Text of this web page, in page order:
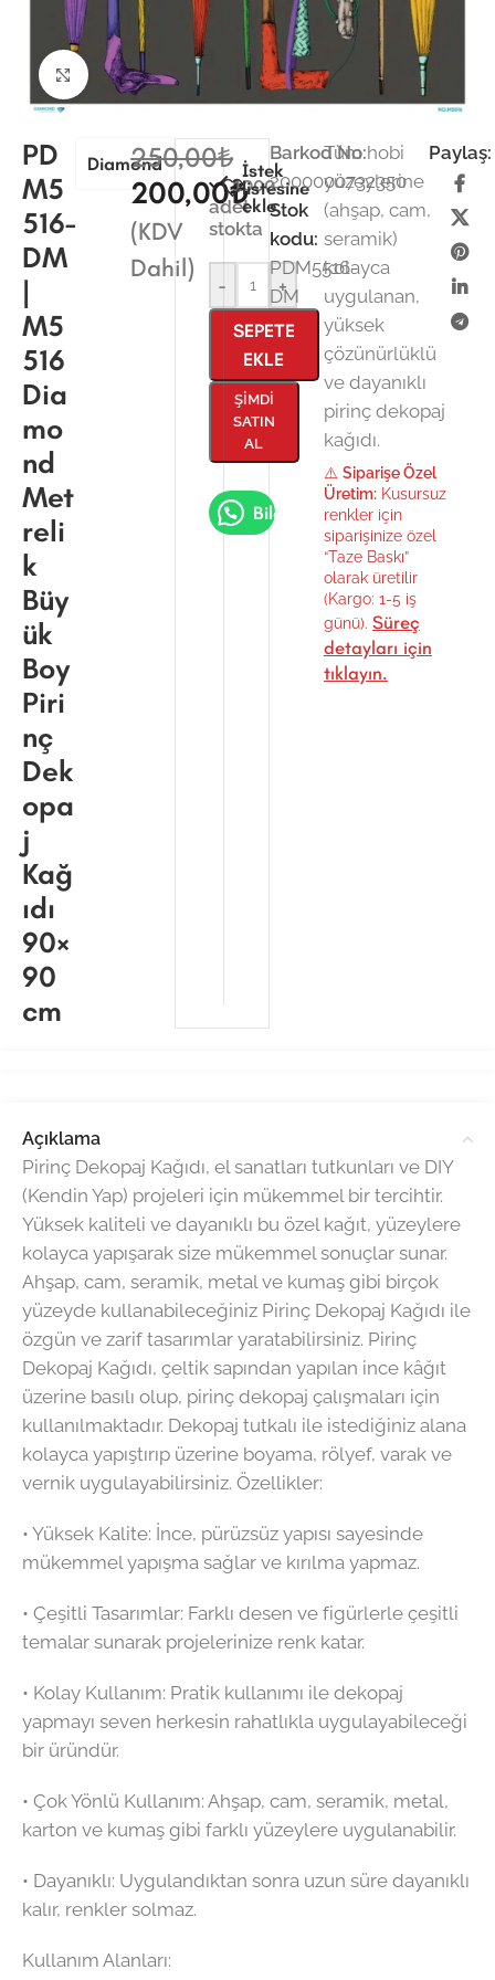
Büyütmek için tıklayın
PD
M5
516-
DM
|
M5
516
Dia
mo
nd
Met
reli
k
Büy
ük
Boy
Piri
nç
Dek
opa
j
Kağ
ıdı
90×
90
cm
Diamond250,00₺
200,00₺
(KDV
Dahil)
1000
adet
stokta
- +
SEPETE
EKLE
ŞIMDI
SATIN
AL
Bilgi Al
İstek
listesine
ekle
Barkod No:
2000000732350
Stok
kodu:
PDM5516-
DM
Tüm hobi
yüzeylerine
(ahşap, cam,
seramik)
kolayca
uygulanan,
yüksek
çözünürlüklü
ve dayanıklı
pirinç dekopaj
kağıdı.
⚠️ Siparişe Özel
Üretim:Kusursuz
renkler için
siparişinize özel
“Taze Baskı”
olarak üretilir
(Kargo: 1-5 iş
günü). Süreç
detayları için
tıklayın.
Paylaş:
Açıklama
Pirinç Dekopaj Kağıdı, el sanatları tutkunları ve DIY
(Kendin Yap) projeleri için mükemmel bir tercihtir.
Yüksek kaliteli ve dayanıklı bu özel kağıt, yüzeylere
kolayca yapışarak size mükemmel sonuçlar sunar.
Ahşap, cam, seramik, metal ve kumaş gibi birçok
yüzeyde kullanabileceğiniz Pirinç Dekopaj Kağıdı ile
özgün ve zarif tasarımlar yaratabilirsiniz. Pirinç
Dekopaj Kağıdı, çeltik sapından yapılan ince kâğıt
üzerine basılı olup, pirinç dekopaj çalışmaları için
kullanılmaktadır. Dekopaj tutkalı ile istediğiniz alana
kolayca yapıştırıp üzerine boyama, rölyef, varak ve
vernik uygulayabilirsiniz. Özellikler:
•⁠ ⁠Yüksek Kalite: İnce, pürüzsüz yapısı sayesinde
mükemmel yapışma sağlar ve kırılma yapmaz.
•⁠ ⁠Çeşitli Tasarımlar: Farklı desen ve figürlerle çeşitli
temalar sunarak projelerinize renk katar.
•⁠ ⁠Kolay Kullanım: Pratik kullanımı ile dekopaj
yapmayı seven herkesin rahatlıkla uygulayabileceği
bir üründür.
•⁠ ⁠Çok Yönlü Kullanım: Ahşap, cam, seramik, metal,
karton ve kumaş gibi farklı yüzeylere uygulanabilir.
•⁠ ⁠Dayanıklı: Uygulandıktan sonra uzun süre dayanıklı
kalır, renkler solmaz.
Kullanım Alanları: